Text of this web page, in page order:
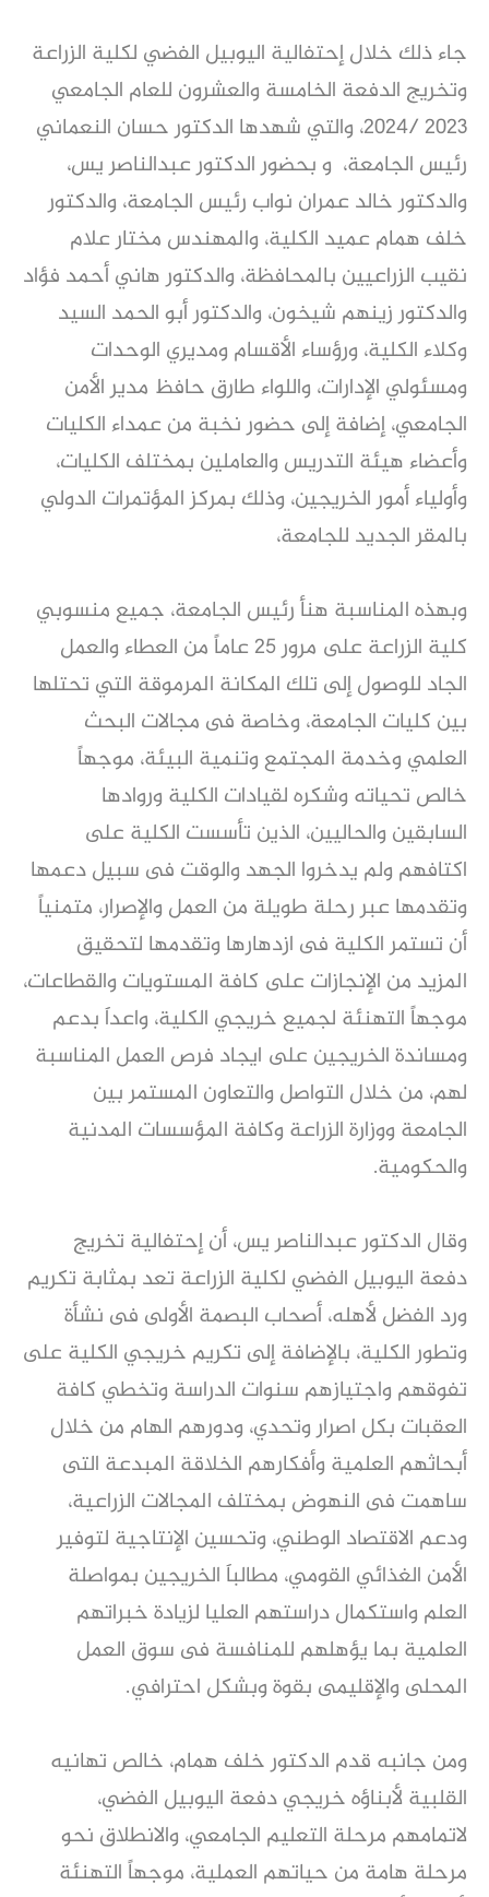
جاء ذلك خلال إحتفالية اليوبيل الفضي لكلية الزراعة
وتخريج الدفعة الخامسة والعشرون للعام الجامعي
٢٠٢٣ /٢٠٢٤، والتي شهدها الدكتور حسان النعماني
رئيس الجامعة، و بحضور الدكتور عبدالناصر يس،
والدكتور خالد عمران نواب رئيس الجامعة، والدكتور
خلف همام عميد الكلية، والمهندس مختار علام
نقيب الزراعيين بالمحافظة، والدكتور هاني أحمد فؤاد
والدكتور زينهم شيخون، والدكتور أبو الحمد السيد
وكلاء الكلية، ورؤساء الأقسام ومديري الوحدات
ومسئولي الإدارات، واللواء طارق حافظ مدير الأمن
الجامعي، إضافة إلى حضور نخبة من عمداء الكليات
وأعضاء هيئة التدريس والعاملين بمختلف الكليات،
وأولياء أمور الخريجين، وذلك بمركز المؤتمرات الدولي
بالمقر الجديد للجامعة،
وبهذه المناسبة هنأ رئيس الجامعة، جميع منسوبي
كلية الزراعة على مرور ٢٥ عاماً من العطاء والعمل
الجاد للوصول إلى تلك المكانة المرموقة التي تحتلها
بين كليات الجامعة، وخاصة فى مجالات البحث
العلمي وخدمة المجتمع وتنمية البيئة، موجهاً
خالص تحياته وشكره لقيادات الكلية وروادها
السابقين والحاليين، الذين تأسست الكلية على
اكتافهم ولم يدخروا الجهد والوقت فى سبيل دعمها
وتقدمها عبر رحلة طويلة من العمل والإصرار، متمنياً
أن تستمر الكلية فى ازدهارها وتقدمها لتحقيق
المزيد من الإنجازات على كافة المستويات والقطاعات،
موجهاً التهنئة لجميع خريجي الكلية، واعداََ بدعم
ومساندة الخريجين على ايجاد فرص العمل المناسبة
لهم، من خلال التواصل والتعاون المستمر بين
الجامعة ووزارة الزراعة وكافة المؤسسات المدنية
والحكومية.
وقال الدكتور عبدالناصر يس، أن إحتفالية تخريج
دفعة اليوبيل الفضي لكلية الزراعة تعد بمثابة تكريم
ورد الفضل لأهله، أصحاب البصمة الأولى فى نشأة
وتطور الكلية، بالإضافة إلى تكريم خريجي الكلية على
تفوقهم واجتيازهم سنوات الدراسة وتخطي كافة
العقبات بكل اصرار وتحدي، ودورهم الهام من خلال
أبحاثهم العلمية وأفكارهم الخلاقة المبدعة التى
ساهمت فى النهوض بمختلف المجالات الزراعية،
ودعم الاقتصاد الوطني، وتحسين الإنتاجية لتوفير
الأمن الغذائي القومي، مطالباََ الخريجين بمواصلة
العلم واستكمال دراستهم العليا لزيادة خبراتهم
العلمية بما يؤهلهم للمنافسة فى سوق العمل
المحلى والإقليمى بقوة وبشكل احترافي.
ومن جانبه قدم الدكتور خلف همام، خالص تهانيه
القلبية لأبناؤه خريجي دفعة اليوبيل الفضي،
لاتمامهم مرحلة التعليم الجامعي، والانطلاق نحو
مرحلة هامة من حياتهم العملية، موجهاً التهنئة